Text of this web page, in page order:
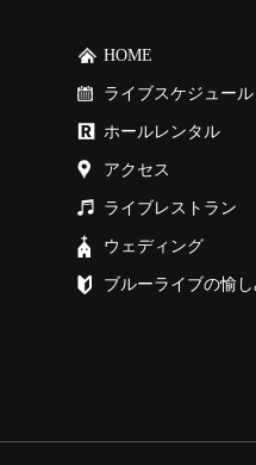
HOME
ライブスケジュール
ホールレンタル
アクセス
ライブレストラン
ウェディング
ブルーライブの愉